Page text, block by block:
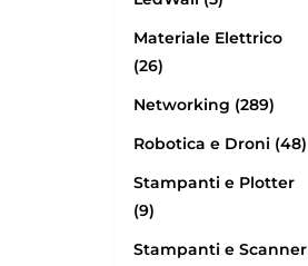
Materiale Elettrico
(26)
Networking (289)
Robotica e Droni (48)
Stampanti e Plotter
(9)
Stampanti e Scanner